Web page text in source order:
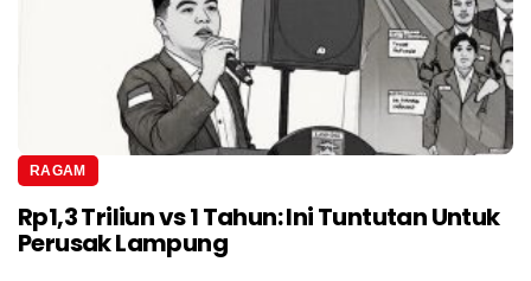
RAGAM
Rp1,3 Triliun vs 1 Tahun: Ini Tuntutan Untuk
Perusak Lampung